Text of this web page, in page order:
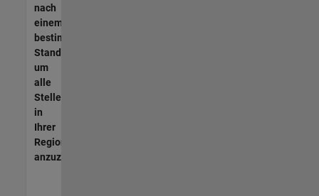
nach
einem
bestimmten
Standort,
um
alle
Stellenangebote
in
Ihrer
Region
anzuzeigen.